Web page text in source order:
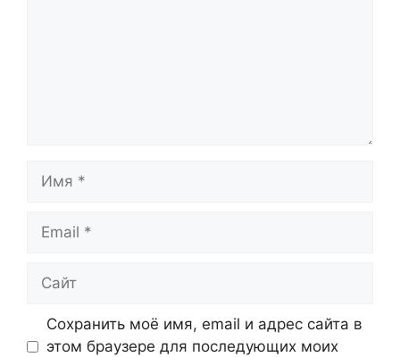
Имя
Email
Сайт
Сохранить моё имя, email и адрес сайта в
этом браузере для последующих моих